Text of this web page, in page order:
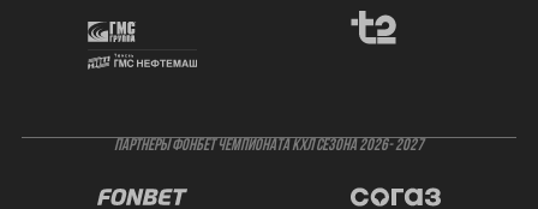
ПАРТНЕРЫ ФОНБЕТ ЧЕМПИОНАТА КХЛ СЕЗОНА 2026- 2027